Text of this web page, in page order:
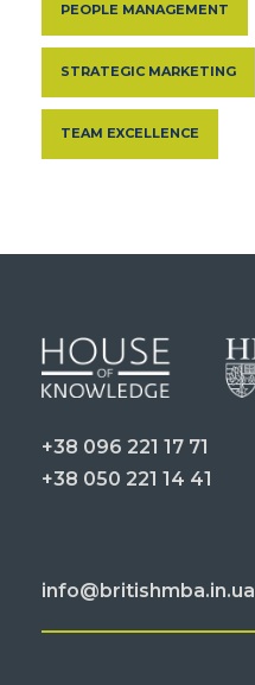
PEOPLE MANAGEMENT
STRATEGIC MARKETING
TEAM EXCELLENCE
+38 096 221 17 71
+38 050 221 14 41
info@britishmba.in.ua